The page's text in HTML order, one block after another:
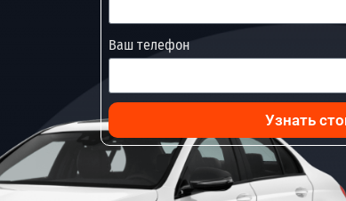
Ваш телефон
Узнать